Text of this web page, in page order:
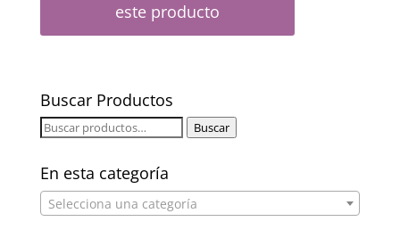
este producto
Buscar Productos
Buscar
Buscar
En esta categoría
Selecciona una categoría